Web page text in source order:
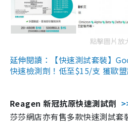
點擊圖片放
延伸閱讀：【快速測試套裝】
快速檢測劑！低至$15/支 獲歐
Reagen 新冠抗原快速測試劑
莎莎網店亦有售多款快速測試